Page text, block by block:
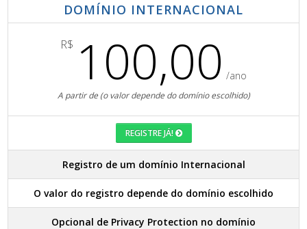
DOMÍNIO INTERNACIONAL
R$ 100,00 /ano
A partir de (o valor depende do domínio escolhido)
REGISTRE JÁ!
Registro de um domínio Internacional
O valor do registro depende do domínio escolhido
Opcional de Privacy Protection no domínio